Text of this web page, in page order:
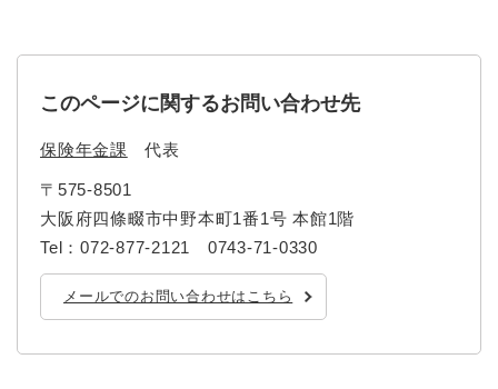
このページに関するお問い合わせ先
保険年金課 代表
〒575-8501
大阪府四條畷市中野本町1番1号 本館1階
Tel：072-877-2121 0743-71-0330
メールでのお問い合わせはこちら